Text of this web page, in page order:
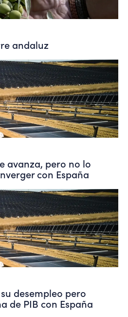
andaluz
avanza, pero no lo
con España
desempleo pero
de PIB con España